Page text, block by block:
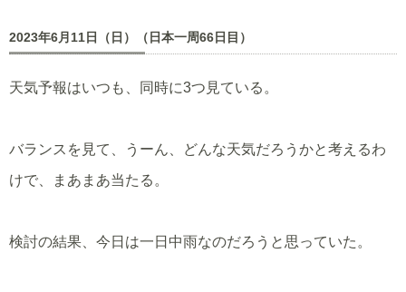
2023年6月11日（日）（日本一周66日目）
天気予報はいつも、同時に3つ見ている。
バランスを見て、うーん、どんな天気だろうかと考えるわ
けで、まあまあ当たる。
検討の結果、今日は一日中雨なのだろうと思っていた。